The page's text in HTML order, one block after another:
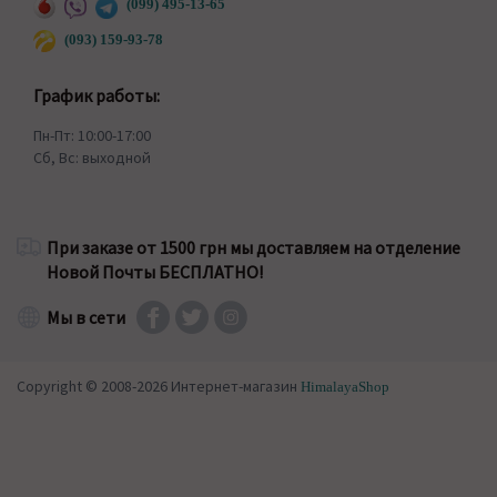
(099) 495-13-65
(093) 159-93-78
График работы:
Пн-Пт: 10:00-17:00
Сб, Вс: выходной
При заказе от 1500 грн мы доставляем на отделение
Новой Почты БЕСПЛАТНО!
Мы в сети
Copyright © 2008-2026 Интернет-магазин HimalayaShop